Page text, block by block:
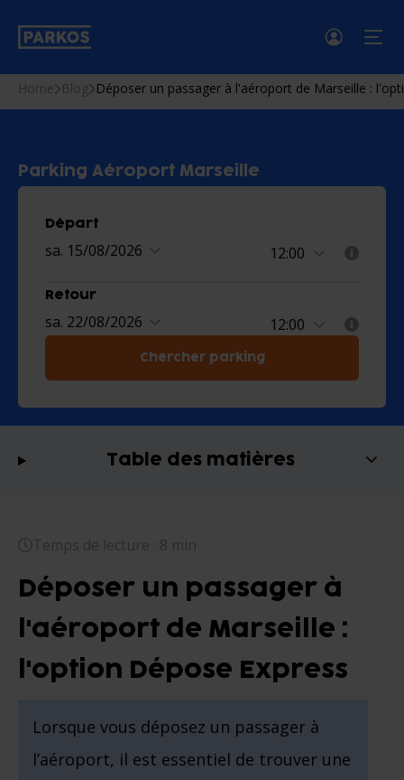
Home Blog Déposer un passager à l'aéroport de Marseille :
Parking Aéroport Marseille
Départ
sa. 15/08/2026
Retour
sa. 22/08/2026
Chercher parking
Temps de lecture : 8 min
Déposer un passager à
l'aéroport de Marseille :
l'option Dépose Express
Lorsque vous déposez un passager à
l’aéroport, il est essentiel de trouver une
Table des matières